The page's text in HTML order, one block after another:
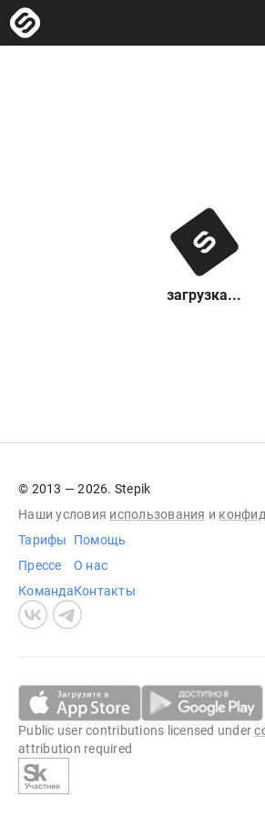
загрузка...
© 2013 — 2026. Stepik
Наши условия использования и
Тарифы
Прессе
Команда
Помощь
О нас
Контакты
Public user contributions licensed under
attribution required